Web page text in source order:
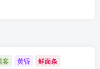
客 黄昏
鲜面条